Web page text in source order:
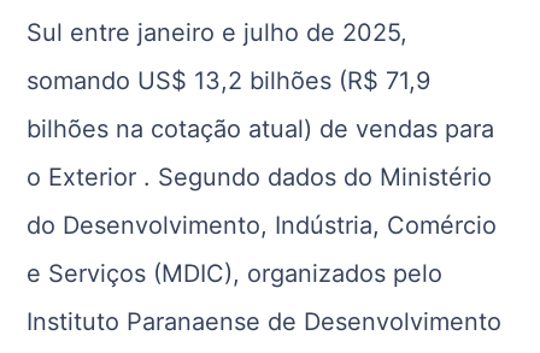
Sul entre janeiro e julho de 2025,
somando US$ 13,2 bilhões (R$ 71,9
bilhões na cotação atual) de vendas para
o Exterior . Segundo dados do Ministério
do Desenvolvimento, Indústria, Comércio
e Serviços (MDIC), organizados pelo
Instituto Paranaense de Desenvolvimento